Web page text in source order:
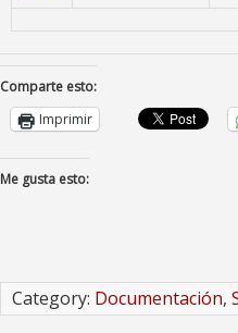
Comparte esto:
Imprimir
Me gusta esto:
Category: Documentación,